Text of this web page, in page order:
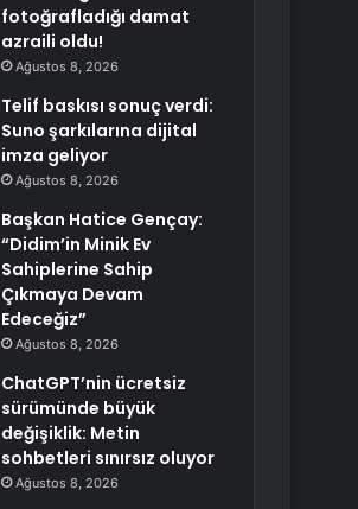
fotoğrafladığı damat
azraili oldu!
Ağustos 8, 2026
Telif baskısı sonuç verdi:
Suno şarkılarına dijital
imza geliyor
Ağustos 8, 2026
Başkan Hatice Gençay:
“Didim’in Minik Ev
Sahiplerine Sahip
Çıkmaya Devam
Edeceğiz”
Ağustos 8, 2026
ChatGPT’nin ücretsiz
sürümünde büyük
değişiklik: Metin
sohbetleri sınırsız oluyor
Ağustos 8, 2026